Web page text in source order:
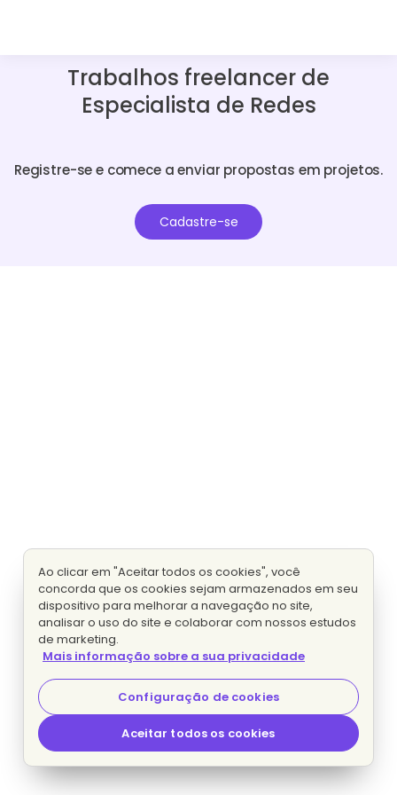
Trabalhos freelancer de
Especialista de Redes
Registre-se e comece a enviar propostas em projetos.
Cadastre-se
Ao clicar em "Aceitar todos os cookies", você
concorda que os cookies sejam armazenados em seu
dispositivo para melhorar a navegação no site,
analisar o uso do site e colaborar com nossos estudos
de marketing.
Mais informação sobre a sua privacidade
Configuração de cookies
Aceitar todos os cookies